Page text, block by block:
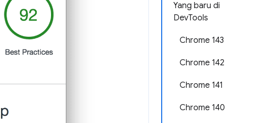
Yang baru di
DevTools
Chrome 143
Chrome 142
Chrome 141
Chrome 140